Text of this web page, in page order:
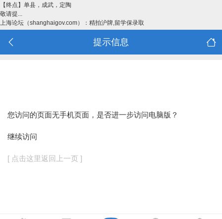
【终点】单县，成武，定陶
敬请提...
上海论坛（shanghaigov.com）：精拍沪牌,留学保录取
提示信息
您访问的页面无手机页面，是否进一步访问电脑版？
继续访问
[ 点击这里返回上一页 ]